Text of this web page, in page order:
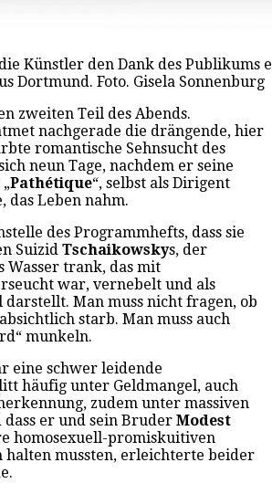
Künstler den Dank des Publikums
Dortmund. Foto. Gisela Sonnenburg
zweiten Teil des Abends.
nachgerade die drängende, hier
romantische Sehnsucht des
neun Tage, nachdem er seine
Pathétique“, selbst als Dirigent
Leben nahm.
des Programmhefts, dass sie
Suizid Tschaikowskys, der
Wasser trank, das mit
war, vernebelt und als
Man muss nicht fragen, ob
starb. Man muss auch
munkeln.
eine schwer leidende
häufig unter Geldmangel, auch
zudem unter massiven
dass er und sein Bruder Modest
homosexuell-promiskuitiven
halten mussten, erleichterte beider